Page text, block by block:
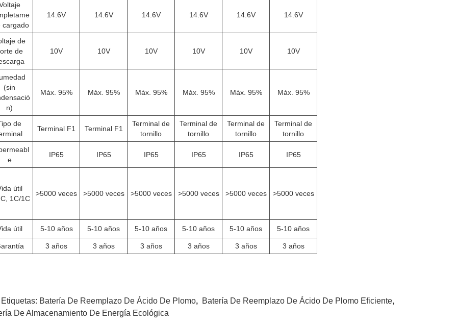
cargado
14.6V 14.6V 14.6V 14.6V 14.6V 14.6V
de
de
10V 10V 10V 10V 10V 10V
(sin
n)
Máx. 95% Máx. 95% Máx. 95% Máx. 95% Máx. 95% Máx. 95%
de
Terminal F1 Terminal F1
Terminal de
tornillo
Terminal de
tornillo
Terminal de
tornillo
Terminal de
tornillo
e
IP65 IP65 IP65 IP65 IP65 IP65
útil
1C/1C
>5000 veces >5000 veces >5000 veces >5000 veces >5000 veces >5000 veces
útil 5-10 años 5-10 años 5-10 años 5-10 años 5-10 años 5-10 años
3 años 3 años 3 años 3 años 3 años 3 años
Etiquetas: Batería De Reemplazo De Ácido De Plomo, Batería De Reemplazo De Ácido De Plomo Eficiente,
De Almacenamiento De Energía Ecológica